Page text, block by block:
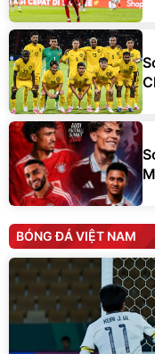
BÓNG ĐÁ VIỆT NAM